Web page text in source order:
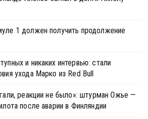
1 должен получить продолжение
и никаких интервью: стали
ухода Марко из Red Bull
реакции не было»: штурман Ожье —
после аварии в Финляндии